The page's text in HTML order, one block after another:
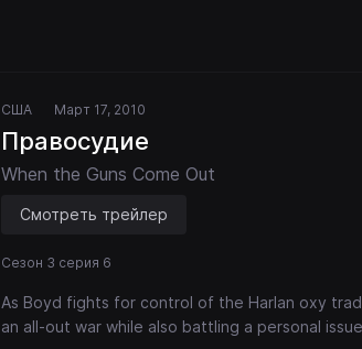
США Март 17, 2010
Правосудие
When the Guns Come Out
Смотреть трейлер
Сезон 3 серия 6
As Boyd fights for control of the Harlan oxy
an all-out war while also battling a personal